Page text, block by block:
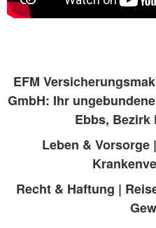
EFM
GmbH: Ihr
Ebbs,
Leben & Vorsorge
Recht & Haftung |